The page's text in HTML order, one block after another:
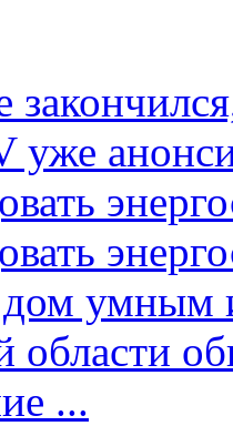
уже
умным
...